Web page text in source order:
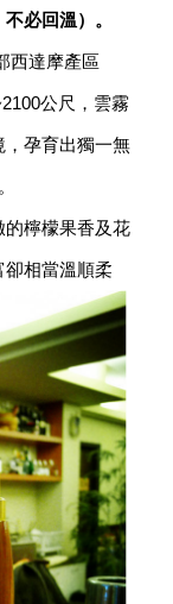
不必回溫）。
西達摩產區
公尺，雲霧
孕育出獨一無
檸檬果香及花
相當溫順柔